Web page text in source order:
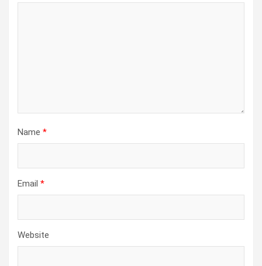
Name *
Email *
Website